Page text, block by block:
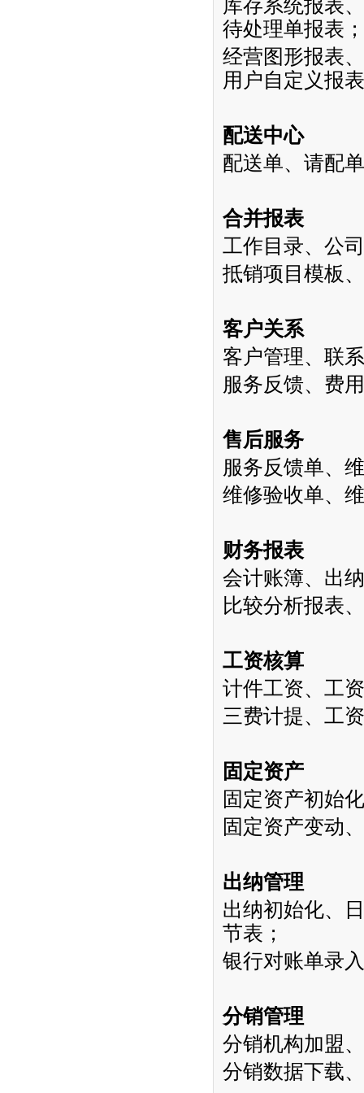
库存系统报表
待处理单报表；
经营图形报表
用户自定义报
配送中心
配送单、请配
合并报表
工作目录、公
抵销项目模板
客户关系
客户管理、联
服务反馈、费
售后服务
服务反馈单、
维修验收单、
财务报表
会计账簿、出
比较分析报表
工资核算
计件工资、工
三费计提、工
固定资产
固定资产初始
固定资产变动
出纳管理
出纳初始化、
节表；
银行对账单录
分销管理
分销机构加盟
分销数据下载